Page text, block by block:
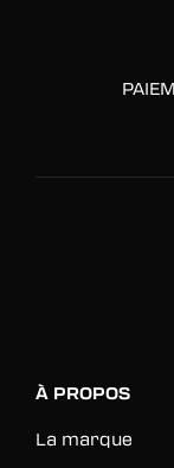
À PROPOS
La marque